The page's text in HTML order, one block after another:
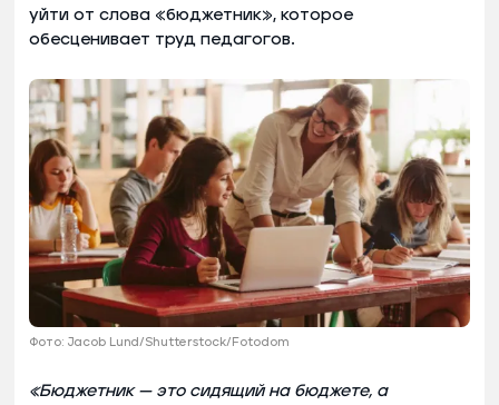
уйти от слова «бюджетник», которое
обесценивает труд педагогов.
Фото: Jacob Lund/Shutterstock/Fotodom
«Бюджетник — это сидящий на бюджете, а